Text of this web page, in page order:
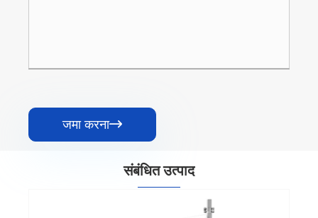
जमा करना
संबंधित उत्पाद